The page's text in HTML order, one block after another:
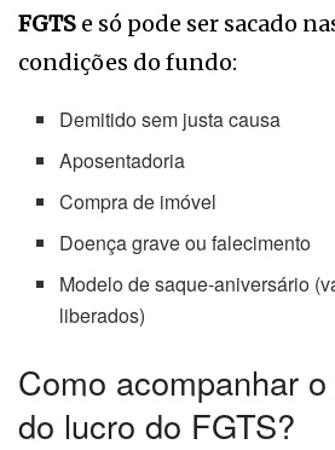
FGTS e só pode ser sacado
condições do fundo:
Demitido sem justa causa
Aposentadoria
Compra de imóvel
Doença grave ou falecimento
Modelo de saque-aniversário
liberados)
Como acompanhar
do lucro do FGTS?